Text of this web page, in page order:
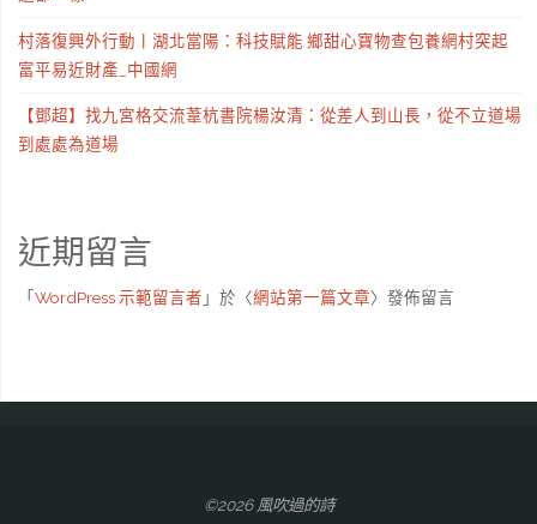
村落復興外行動丨湖北當陽：科技賦能 鄉甜心寶物查包養網村突起
富平易近財產_中國網
【鄧超】找九宮格交流葦杭書院楊汝清：從差人到山長，從不立道場
到處處為道場
近期留言
「 WordPress 示範留言者 」於〈網站第一篇文章〉發佈留言
©2026 風吹過的詩